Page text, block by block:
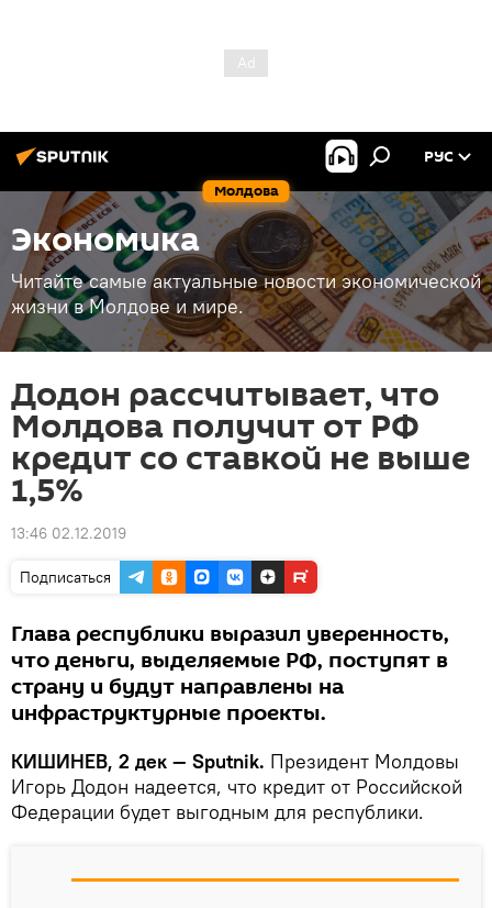
Молдова
РУС
Экономика
Читайте самые актуальные новости экономической
жизни в Молдове и мире.
Додон рассчитывает, что
Молдова получит от РФ
кредит со ставкой не выше
1,5%
13:46 02.12.2019
Подписаться
Глава республики выразил уверенность,
что деньги, выделяемые РФ, поступят в
страну и будут направлены на
инфраструктурные проекты.
КИШИНЕВ, 2 дек — Sputnik. Президент Молдовы
Игорь Додон надеется, что кредит от Российской
Федерации будет выгодным для республики.